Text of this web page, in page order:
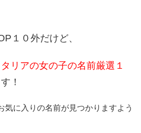
１０外だけど、
リアの女の子の名前厳選１
！
気に入りの名前が見つかりますよう